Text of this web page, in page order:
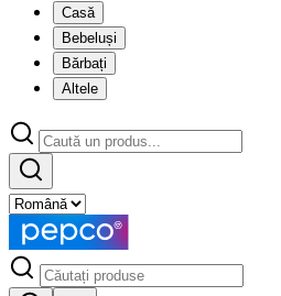
Casă
Bebeluși
Bărbați
Altele